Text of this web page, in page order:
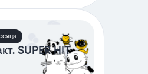
SUPER HIT